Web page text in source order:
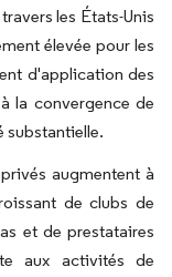
les États-Unis
élevée pour les
d'application des
la convergence de
substantielle.
augmentent à
de clubs de
et de prestataires
aux activités de